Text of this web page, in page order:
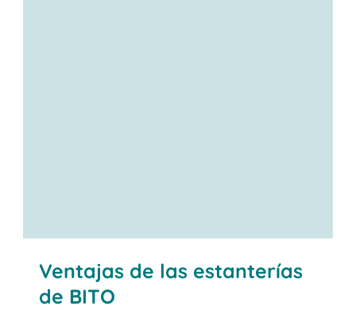
Ventajas de las estanterías
de BITO